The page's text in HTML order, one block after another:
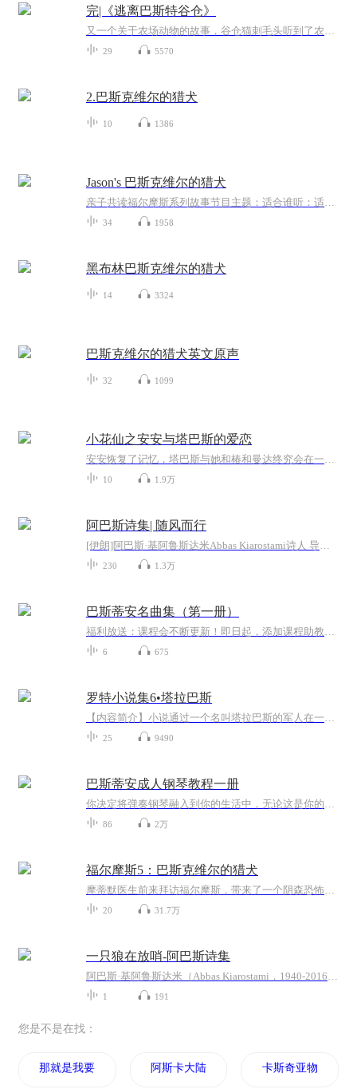
完|《逃离巴斯特谷仓》
又一个关于农场动物的故事，谷仓猫刺毛头听到了农场主兄弟俩的对话，弟弟杜威打算烧掉谷仓，以赚取保险金。刺毛头把消息告诉了谷仓记得其他动物，大家开始了紧锣密鼓的逃生计划……与此同时，刺毛头也在纠结一个问题:他可以从一个小洞里进出谷仓，他到底要不要独自离开呢？还是留下来面对危险？
29 5570
2.巴斯克维尔的猎犬
10 1386
Jason's 巴斯克维尔的猎犬
亲子共读福尔摩斯系列故事节目主题：适合谁听：适合谁听：亲子共读适合人群：儿童英语故事节目内容:主播介绍: 英语专八，带娃一起读适合人群:你将收获:
34 1958
黑布林巴斯克维尔的猎犬
14 3324
巴斯克维尔的猎犬英文原声
32 1099
小花仙之安安与塔巴斯的爱恋
安安恢复了记忆，塔巴斯与她和椿和曼达终究会在一起吗？
10 1.9万
阿巴斯诗集| 随风而行
[伊朗]阿巴斯·基阿鲁斯达米Abbas Kiarostami诗人 导演 摄影师
230 1.3万
巴斯蒂安名曲集（第一册）
福利放送：课程会不断更新！即日起，添加课程助教微信的学员（1 8 9 1 3 8 3 4 8 7 9），可获得提前观看整套教学权限...张芳沈阳音乐学院钢琴系教授、前钢琴系主任，雅马哈签约艺术家，中国音乐家协会钢琴协会理事。 1983年张芳教授毕业于沈阳音乐学院附中并考入我院钢琴系，在校期间曾借读于上海音乐学院。1987年本科毕业并于当年考上沈阳音乐学院钢琴系硕士研究生，她曾经先后师从于俞家瑛、许路珈、亚历克斯•阿巴扎、韩曼云、吴乐懿、朱亚芬等教授。课程特...
6 675
罗特小说集6•塔拉巴斯
【内容简介】小说通过一个名叫塔拉巴斯的军人在一战前后的命运沉浮，展现出第一次世界大战所带来的时代更迭，也让读者从中得以管窥当时奥匈帝国边境上的民生潦倒之态。小说深刻塑造了塔拉巴斯这一形象，书写了他从杀人不眨眼的战争狂人，到甘愿放弃一切威...
25 9490
巴斯蒂安成人钢琴教程一册
你决定将弹奏钢琴融入到你的生活中，无论这是你的第一次尝试，还是你正在进修的课程。我都希望你的经历能带给你愉悦和乐趣，我对于你的努力给予最美好的祝愿。
86 2万
福尔摩斯5：巴斯克维尔的猎犬
摩蒂默医生前来拜访福尔摩斯，带来了一个阴森恐怖的传说，和一个令人毛骨悚然的案子。却没有人知道，这个让人分不清虚幻还是现实的故事将成为一个萦绕在巴斯克维尔一家身边的噩梦。新星出版社悬疑推理图书大系“午夜文库”根据公认权威英译本翻译侦探文学...
20 31.7万
一只狼在放哨-阿巴斯诗集
阿巴斯·基阿鲁斯达米（Abbas Kiarostami，1940-2016），出生于德黑兰，导演、剧作家、制作人、剪辑师。 1989年，凭借《何处是我朋友家》获洛加诺国际电影节金豹奖。1997年，阿巴斯凭借《樱桃的滋味》赢得戛纳电影节金棕榈奖。1999年，《随风而逝》获 威尼...
1 191
您是不是在找：
那就是我要的兔斯基 阿斯卡大陆 卡斯奇亚物语